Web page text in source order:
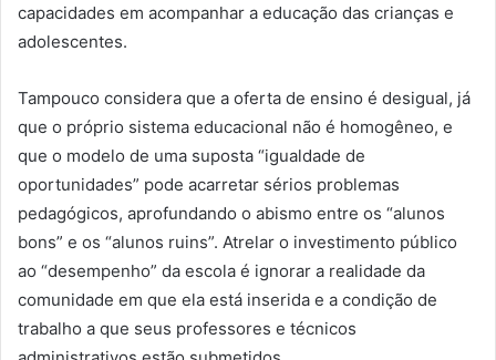
capacidades em acompanhar a educação das crianças e
adolescentes.
Tampouco considera que a oferta de ensino é desigual, já
que o próprio sistema educacional não é homogêneo, e
que o modelo de uma suposta “igualdade de
oportunidades” pode acarretar sérios problemas
pedagógicos, aprofundando o abismo entre os “alunos
bons” e os “alunos ruins”. Atrelar o investimento público
ao “desempenho” da escola é ignorar a realidade da
comunidade em que ela está inserida e a condição de
trabalho a que seus professores e técnicos